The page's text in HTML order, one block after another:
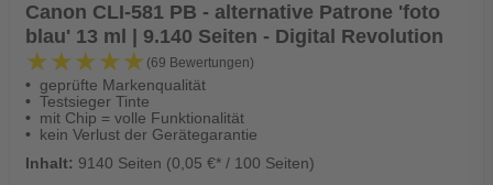
Canon CLI-581 PB - alternative Patrone 'foto
blau' 13 ml | 9.140 Seiten - Digital Revolution
★★★★★
★★★★★ (69 Bewertungen)
geprüfte Markenqualität
Testsieger Tinte
mit Chip = volle Funktionalität
kein Verlust der Gerätegarantie
Inhalt: 9140 Seiten (0,05 €* / 100 Seiten)